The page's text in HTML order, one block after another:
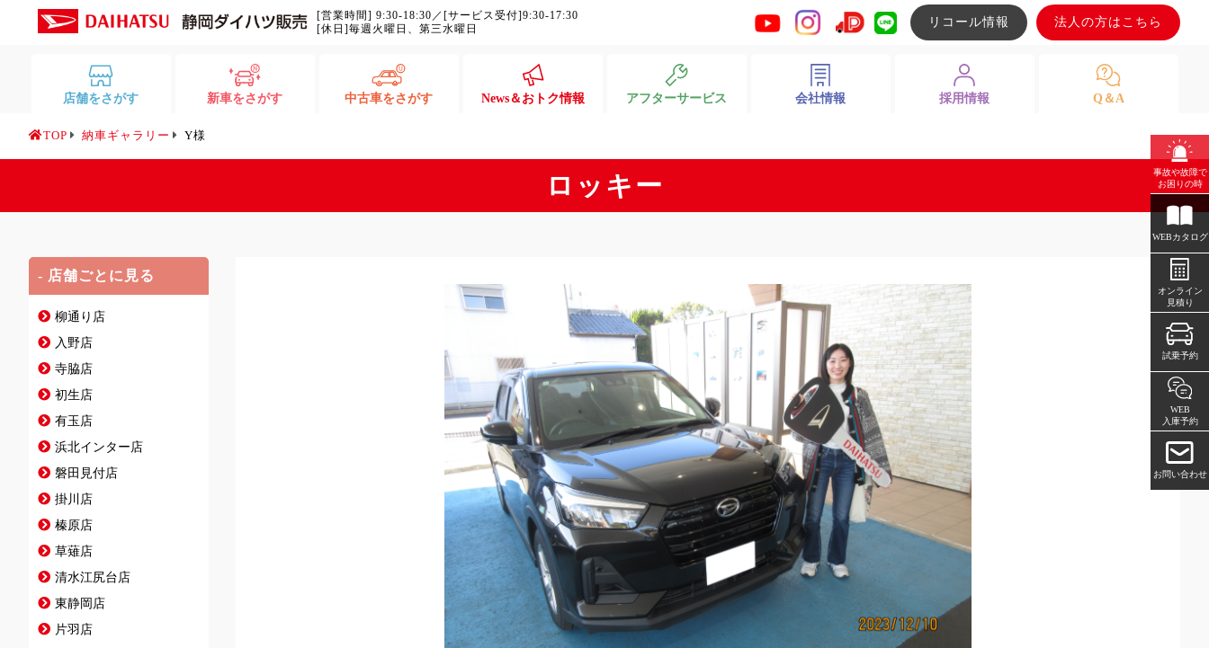
[営業時間] 9:30-18:30／[サービス受付]9:30-17:30
[休日]毎週火曜日、第三水曜日
リコール情報 法人の方はこちら
店舗をさがす 新車をさがす 中古車をさがす News＆おトク情報 アフターサービス 会社情報 採用情報 Q＆A
事故や故障で
お困りの時
WEBカタログ
オンライン
見積り
試乗予約
WEB
入庫予約
お問い合わせ
TOP 納車ギャラリー Y様
ロッキー
- 店舗ごとに見る
柳通り店
入野店
寺脇店
初生店
有玉店
浜北インター店
磐田見付店
掛川店
榛原店
草薙店
清水江尻台店
東静岡店
片羽店